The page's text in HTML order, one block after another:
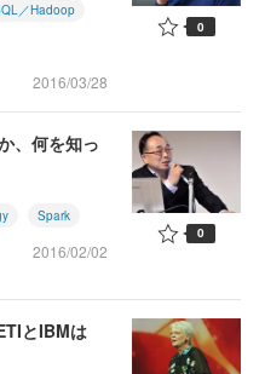
／Hadoop
2016/03/28
0
、何を知っ
Spark
2016/02/02
0
とIBMは